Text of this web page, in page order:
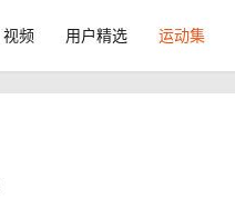
视频 用户精选 运动集